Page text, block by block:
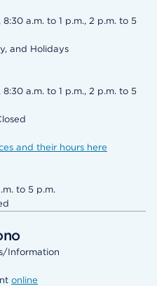
a.m. to 1 p.m., 2 p.m. to 5
and Holidays
a.m. to 1 p.m., 2 p.m. to 5
and their hours here
to 5 p.m.
Information
online